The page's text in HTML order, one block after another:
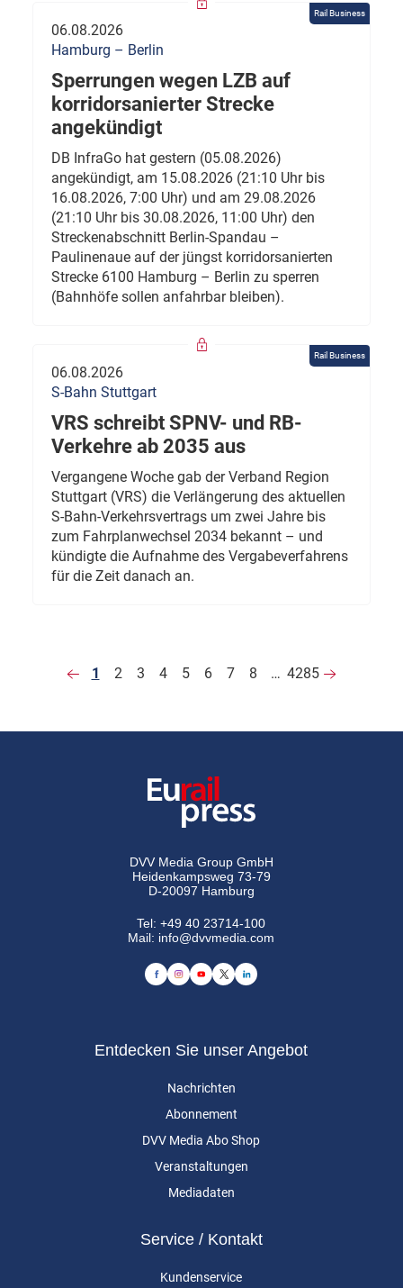
Rail Business
06.08.2026
Hamburg – Berlin
Sperrungen wegen LZB auf
korridorsanierter Strecke
angekündigt
DB InfraGo hat gestern (05.08.2026)
angekündigt, am 15.08.2026 (21:10 Uhr bis
16.08.2026, 7:00 Uhr) und am 29.08.2026
(21:10 Uhr bis 30.08.2026, 11:00 Uhr) den
Streckenabschnitt Berlin-Spandau –
Paulinenaue auf der jüngst korridorsanierten
Strecke 6100 Hamburg – Berlin zu sperren
(Bahnhöfe sollen anfahrbar bleiben).
Rail Business
06.08.2026
S-Bahn Stuttgart
VRS schreibt SPNV- und RB-
Verkehre ab 2035 aus
Vergangene Woche gab der Verband Region
Stuttgart (VRS) die Verlängerung des aktuellen
S-Bahn-Verkehrsvertrags um zwei Jahre bis
zum Fahrplanwechsel 2034 bekannt – und
kündigte die Aufnahme des Vergabeverfahrens
für die Zeit danach an.
1 2 3 4 5 6 7 8 … 4285
DVV Media Group GmbH
Heidenkampsweg 73-79
D-20097 Hamburg
Tel:+49 40 23714-100
Mail: info@dvvmedia.com
Entdecken Sie unser Angebot
Nachrichten
Abonnement
DVV Media Abo Shop
Veranstaltungen
Mediadaten
Service / Kontakt
Kundenservice